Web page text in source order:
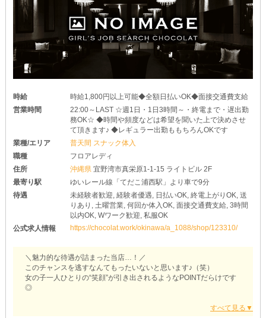
時給
時給1,800円以上可能◆全額日払いOK◆面接交通費支給
営業時間
22:00～LAST ☆週1日・1日3時間～・終電まで・遅出勤
務OK☆ ◆時間や頻度などは希望を聞いた上で決めさせ
て頂きます♪ ◆レギュラー出勤ももちろんOKです
業種/エリア
普天間 スナック体入
職種
フロアレディ
住所
沖縄県宜野湾市真栄原1-1-15 ライトビル 2F
最寄り駅
ゆいレール線「てだこ浦西駅」より車で9分
待遇
未経験者歓迎, 経験者優遇, 日払いOK, 終電上がりOK, 送
りあり, 土曜営業, 何回か体入OK, 面接交通費支給, 3時間
以内OK, Wワーク歓迎, 私服OK
公式求人情報
https://chocolat.work/okinawa/a_1088/shop/123310/
＼魅力的な待遇が詰まった当店…！／
このチャンスを逃すなんてもったいないと思います♪（笑）
女の子一人ひとりの“笑顔”が引き出されるようなPOINTだらけです
◎